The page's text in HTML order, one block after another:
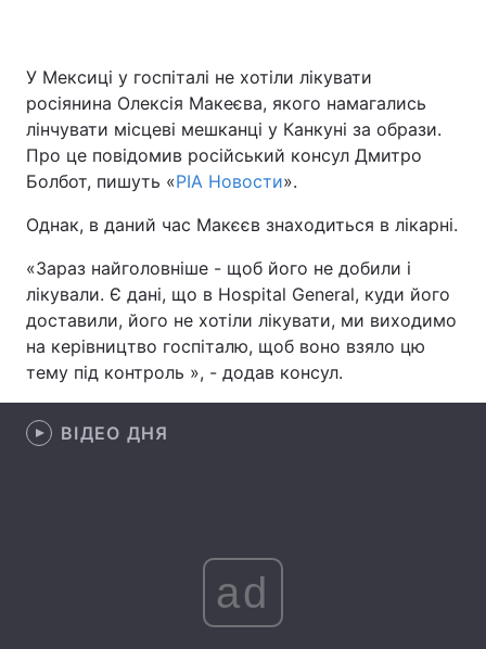
Головна Війна
Україна Політика
Економіка Світ
Спорт Наука
Техно і зв'язок Лайт
Зброя Інциденти
Здоров'я
Статті
У Мексиці у госпіталі не хотіли лікувати
росіянина Олексія Макеєва, якого намагались
лінчувати місцеві мешканці у Канкуні за образи.
Про це повідомив російський консул Дмитро
Болбот, пишуть «РІА Новости».
Однак, в даний час Макєєв знаходиться в лікарні.
«Зараз найголовніше - щоб його не добили і
лікували. Є дані, що в Hospital General, куди його
доставили, його не хотіли лікувати, ми виходимо
на керівництво госпіталю, щоб воно взяло цю
тему під контроль », - додав консул.
ВІДЕО ДНЯ
ad